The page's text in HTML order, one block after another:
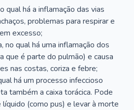
qual há a inflamação das vias
problemas para respirar e
excesso;
no qual há uma inflamação dos
que é parte do pulmão) e causa
nas costas, coriza e febre;
há um processo infeccioso
também a caixa torácica. Pode
líquido (como pus) e levar à morte